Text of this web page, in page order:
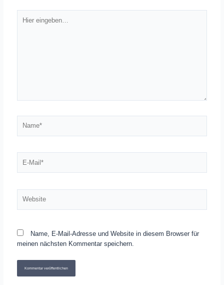
eingeben…
Mail*
Name, E-Mail-Adresse und Website in diesem Browser für
meinen nächsten Kommentar speichern.